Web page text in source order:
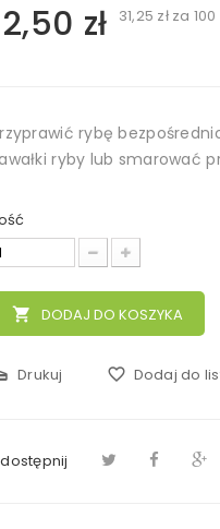
zł 31,25 złza 100
rybę
ryby lub smarować
local_grocery_store DODAJ DO KOSZYKA
Drukuj favorite_border Dodaj do